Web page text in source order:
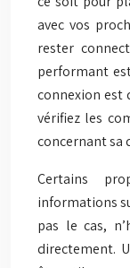
avec vos
rester
performant
connexion est
vérifiez les
concernant sa
Certains
informations
pas le cas,
directement.